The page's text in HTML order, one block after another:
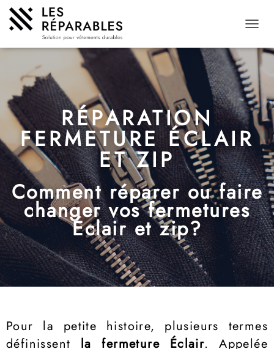
E
R
L
A
V
I
G
A
T
I
O
N
RÉPARATION
FERMETURE ÉCLAIR
ET ZIP
Comment réparer ou faire
changer vos fermetures
Éclair et zip?
Pour la petite histoire, plusieurs termes
définissent la fermeture Éclair. Appelée